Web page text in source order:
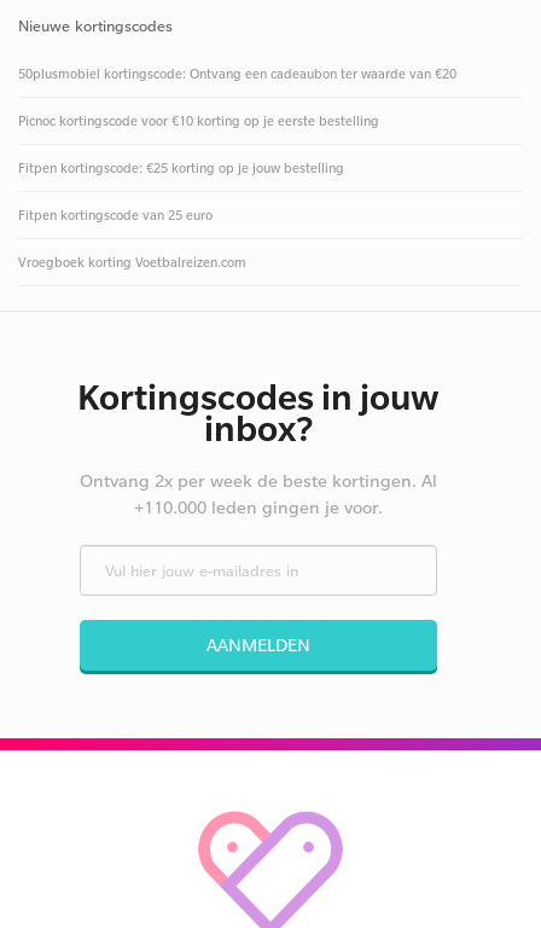
Nieuwe kortingscodes
50plusmobiel kortingscode: Ontvang een cadeaubon ter waarde van €20
Picnoc kortingscode voor €10 korting op je eerste bestelling
Fitpen kortingscode: €25 korting op je jouw bestelling
Fitpen kortingscode van 25 euro
Vroegboek korting Voetbalreizen.com
Kortingscodes in jouw
inbox?
Ontvang 2x per week de beste kortingen. Al
+110.000 leden gingen je voor.
AANMELDEN